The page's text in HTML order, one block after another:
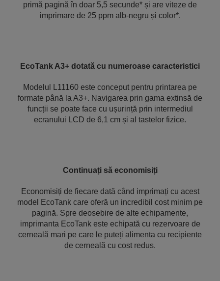
primă pagină în doar 5,5 secunde* și are viteze de
imprimare de 25 ppm alb-negru și color*.
EcoTank A3+ dotată cu numeroase caracteristici
Modelul L11160 este conceput pentru printarea pe
formate până la A3+. Navigarea prin gama extinsă de
funcții se poate face cu ușurință prin intermediul
ecranului LCD de 6,1 cm și al tastelor fizice.
Continuați să economisiți
Economisiți de fiecare dată când imprimați cu acest
model EcoTank care oferă un incredibil cost minim pe
pagină. Spre deosebire de alte echipamente,
imprimanta EcoTank este echipată cu rezervoare de
cerneală mari pe care le puteți alimenta cu recipiente
de cerneală cu cost redus.